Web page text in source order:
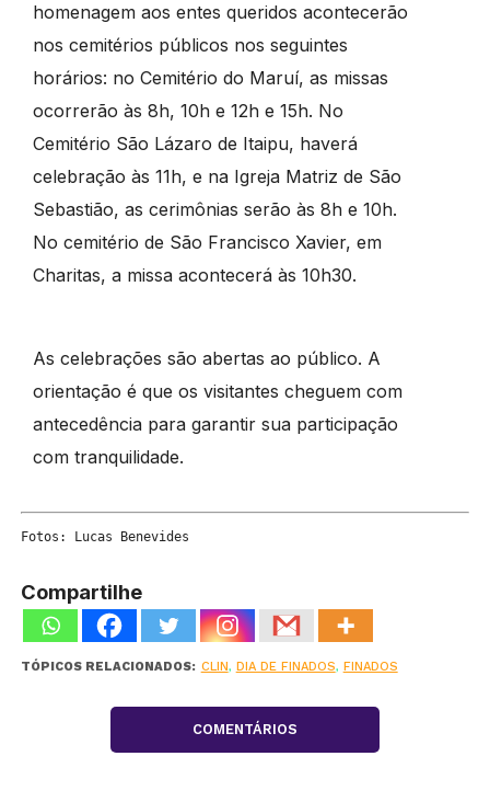
homenagem aos entes queridos acontecerão
nos cemitérios públicos nos seguintes
horários: no Cemitério do Maruí, as missas
ocorrerão às 8h, 10h e 12h e 15h. No
Cemitério São Lázaro de Itaipu, haverá
celebração às 11h, e na Igreja Matriz de São
Sebastião, as cerimônias serão às 8h e 10h.
No cemitério de São Francisco Xavier, em
Charitas, a missa acontecerá às 10h30.
As celebrações são abertas ao público. A
orientação é que os visitantes cheguem com
antecedência para garantir sua participação
com tranquilidade.
Fotos: Lucas Benevides
Compartilhe
TÓPICOS RELACIONADOS: CLIN, DIA DE FINADOS, FINADOS
COMENTÁRIOS